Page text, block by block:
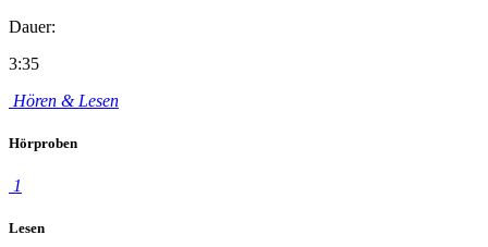
Dauer:
3:35
Hören & Lesen
Hörproben
1
Lesen